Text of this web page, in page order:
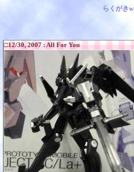
らくがき
□12/30, 2007 : All For You